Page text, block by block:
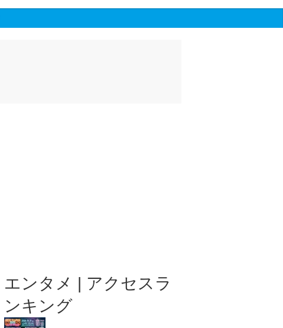
エンタメ | アクセスラ
ンキング